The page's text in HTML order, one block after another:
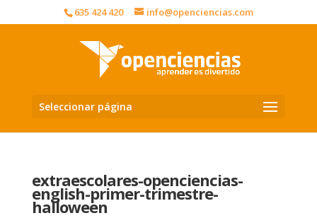
635 424 420 info@openciencias.com
Seleccionar página
extraescolares-openciencias-
english-primer-trimestre-
halloween